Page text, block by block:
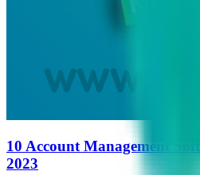
10 Account Management
2023